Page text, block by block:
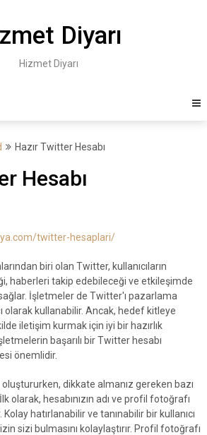
Diyarı
Hizmet Diyarı
Hazır Twitter Hesabı
Hesabı
twitter-hesaplari/
biri olan Twitter, kullanıcıların
haberleri takip edebileceği ve etkileşimde
İşletmeler de Twitter'ı pazarlama
olarak kullanabilir. Ancak, hedef kitleye
iletişim kurmak için iyi bir hazırlık
başarılı bir Twitter hesabı
önemlidir.
oluştururken, dikkate almanız gereken bazı
olarak, hesabınızın adı ve profil fotoğrafı
Kolay hatırlanabilir ve tanınabilir bir kullanıcı
sizi bulmasını kolaylaştırır. Profil fotoğrafı